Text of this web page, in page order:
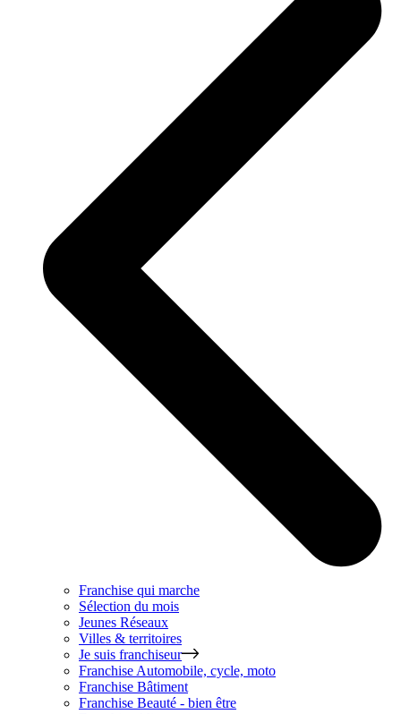
Franchise qui marche
Sélection du mois
Jeunes Réseaux
Villes & territoires
Je suis franchiseur
Franchise Automobile, cycle, moto
Franchise Bâtiment
Franchise Beauté - bien être